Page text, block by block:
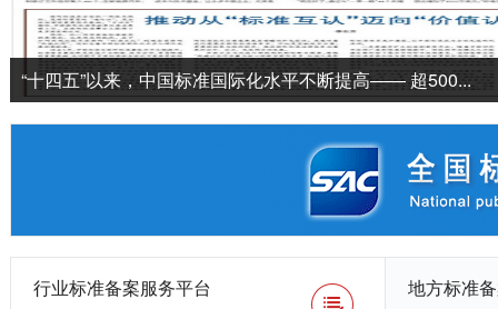
“十四五”以来，中国标准国际化水平不断提高—— 超500...
行业标准备案服务平台 地方标准